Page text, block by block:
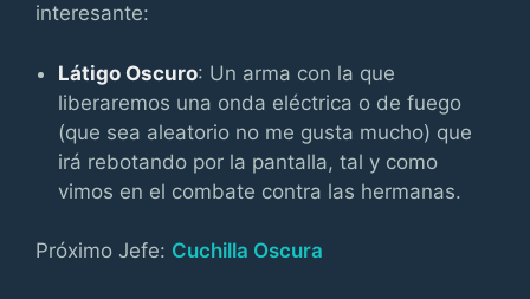
interesante:
Látigo Oscuro: Un arma con la que
liberaremos una onda eléctrica o de fuego
(que sea aleatorio no me gusta mucho) que
irá rebotando por la pantalla, tal y como
vimos en el combate contra las hermanas.
Próximo Jefe: Cuchilla Oscura